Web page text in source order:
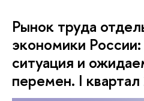
Рынок труда
экономики
ситуация и
перемен. I